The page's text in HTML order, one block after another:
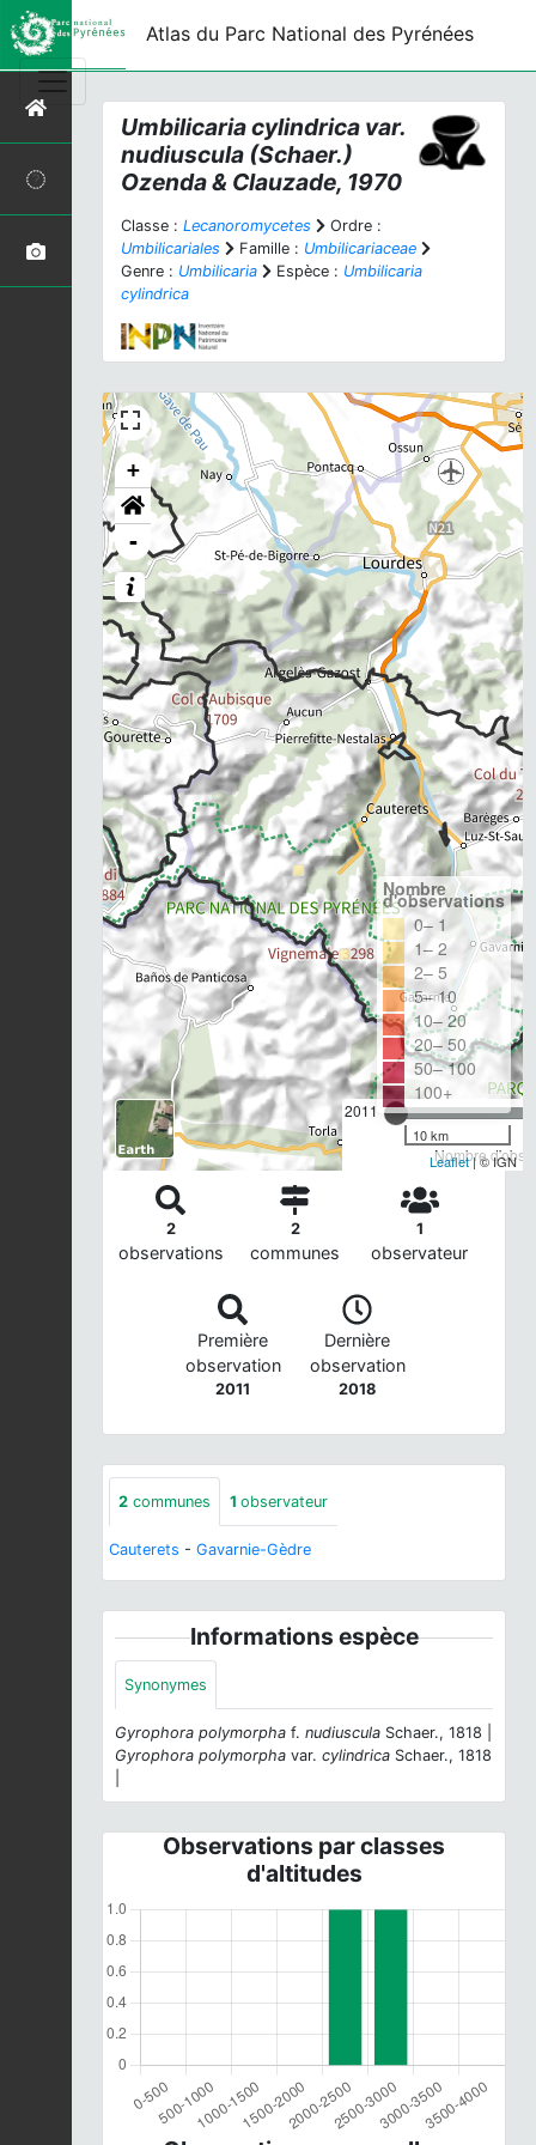
Atlas du Parc National des Pyrénées
Umbilicaria cylindrica var.
nudiuscula (Schaer.)
Ozenda & Clauzade, 1970
Classe : Lecanoromycetes
Ordre :
Umbilicariales
Famille : Umbilicariaceae
Genre : Umbilicaria Espèce : Umbilicaria
cylindrica
+
-
2011
Nombre
Nombre
d'observations
0– 1
1– 2
2– 5
5– 10
10– 20
20– 50
50– 100
100+
10 km
Leaflet| © IGN
2
observations
2
communes
1
observateur
Première
observation
2011
Dernière
observation
2018
2 communes 1 observateur
Cauterets - Gavarnie-Gèdre
Informations espèce
Synonymes
Gyrophora polymorpha f. nudiuscula Schaer., 1818 |
Gyrophora polymorpha var. cylindrica Schaer., 1818
Observations par classes
d'altitudes